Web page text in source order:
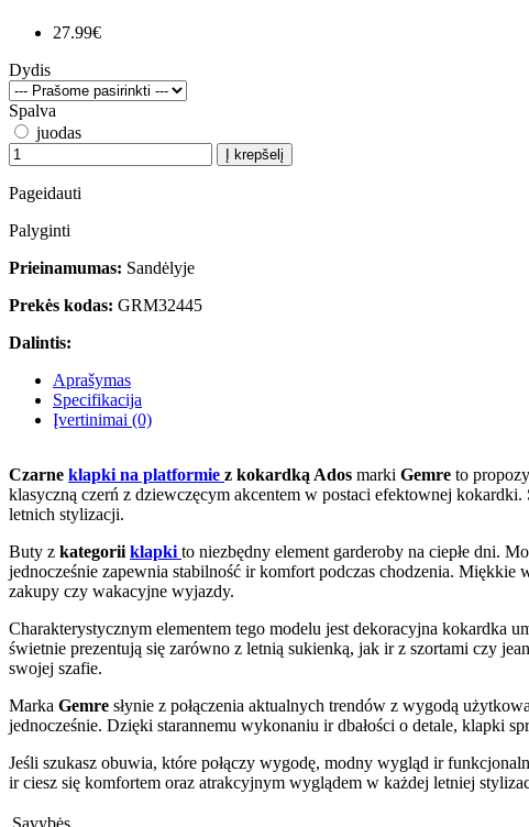
27.99€
Dydis
Spalva
juodas
Į krepšelį
Pageidauti
Palyginti
Prieinamumas: Sandėlyje
Prekės kodas: GRM32445
Dalintis:
Aprašymas
Specifikacija
Įvertinimai (0)
Czarne klapki na platformie z kokardką Ados marki Gemre to
klasyczną czerń z dziewczęcym akcentem w postaci efektownej kokardki.
letnich stylizacji.
Buty z kategorii klapki to niezbędny element garderoby na ciepłe dni.
jednocześnie zapewnia stabilność ir komfort podczas chodzenia.
zakupy czy wakacyjne wyjazdy.
Charakterystycznym elementem tego modelu jest dekoracyjna kokardka
świetnie prezentują się zarówno z letnią sukienką, jak ir z szortami czy
swojej szafie.
Marka Gemre słynie z połączenia aktualnych trendów z wygodą
jednocześnie. Dzięki starannemu wykonaniu ir dbałości o detale, klapki
Jeśli szukasz obuwia, które połączy wygodę, modny wygląd ir
ir ciesz się komfortem oraz atrakcyjnym wyglądem w każdej letniej